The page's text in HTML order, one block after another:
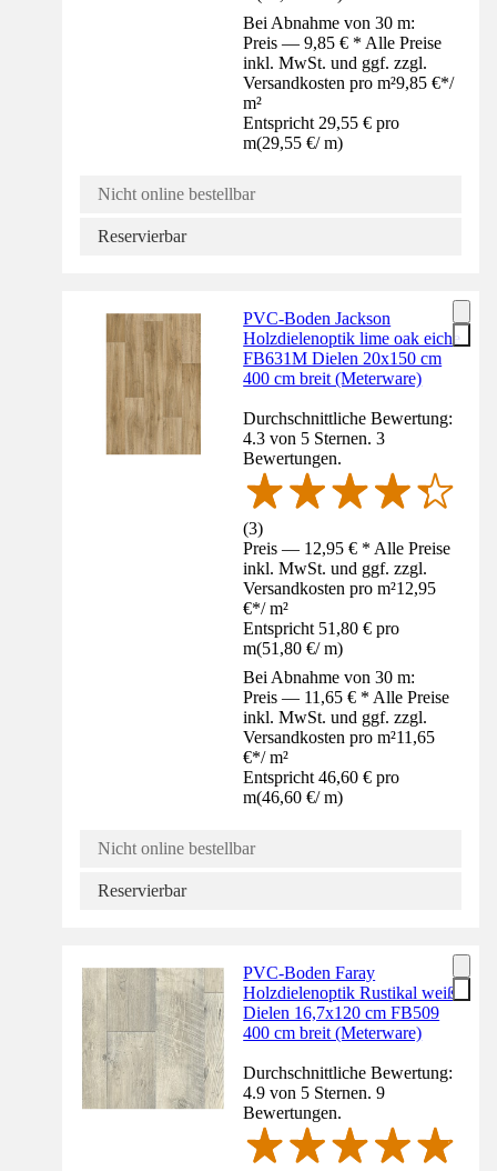
Bei Abnahme von 30 m:
Preis — 9,85 € * Alle Preise
inkl. MwSt. und ggf. zzgl.
Versandkosten pro m²9,85 €*/
m²
Entspricht 29,55 € pro
m(29,55 €/ m)
Nicht online bestellbar
Reservierbar
PVC-Boden Jackson
Holzdielenoptik lime oak eiche
FB631M Dielen 20x150 cm
400 cm breit (Meterware)
Durchschnittliche Bewertung:
4.3 von 5 Sternen. 3
Bewertungen.
(3)
Preis — 12,95 € * Alle Preise
inkl. MwSt. und ggf. zzgl.
Versandkosten pro m²12,95
€*/ m²
Entspricht 51,80 € pro
m(51,80 €/ m)
Bei Abnahme von 30 m:
Preis — 11,65 € * Alle Preise
inkl. MwSt. und ggf. zzgl.
Versandkosten pro m²11,65
€*/ m²
Entspricht 46,60 € pro
m(46,60 €/ m)
Nicht online bestellbar
Reservierbar
PVC-Boden Faray
Holzdielenoptik Rustikal weiß
Dielen 16,7x120 cm FB509
400 cm breit (Meterware)
Durchschnittliche Bewertung:
4.9 von 5 Sternen. 9
Bewertungen.